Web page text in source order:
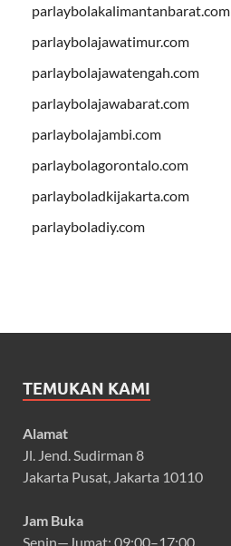
parlaybolakalimantanbarat.com
parlaybolajawatimur.com
parlaybolajawatengah.com
parlaybolajawabarat.com
parlaybolajambi.com
parlaybolagorontalo.com
parlayboladkijakarta.com
parlayboladiy.com
TEMUKAN KAMI
Alamat
Jl. Jend. Sudirman 8
Jakarta Pusat, Jakarta 10110
Jam Buka
Senin—Jumat: 09:00–17:00